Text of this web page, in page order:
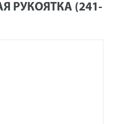
РУКОЯТКА (241-